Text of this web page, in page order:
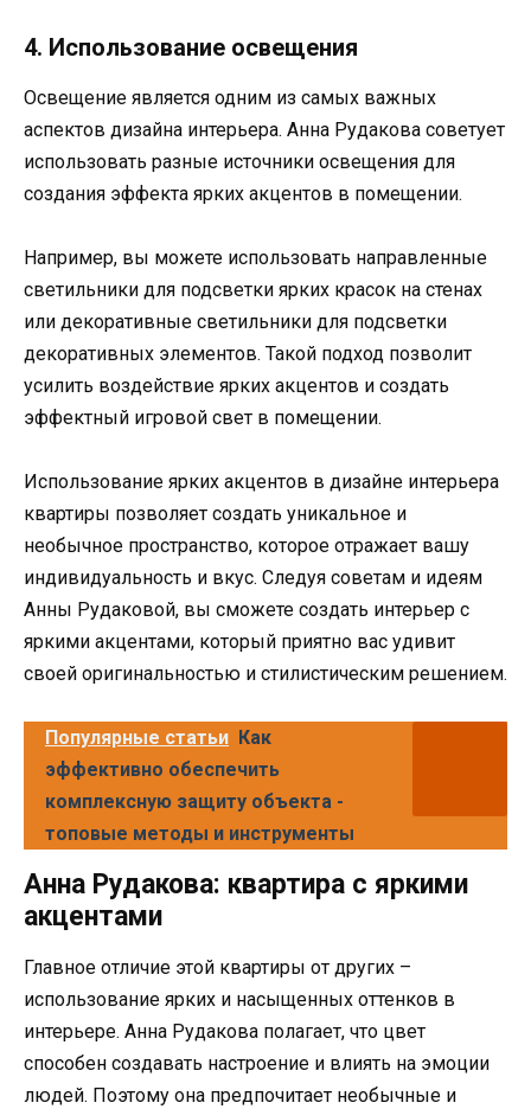
4. Использование освещения
Освещение является одним из самых важных
аспектов дизайна интерьера. Анна Рудакова советует
использовать разные источники освещения для
создания эффекта ярких акцентов в помещении.
Например, вы можете использовать направленные
светильники для подсветки ярких красок на стенах
или декоративные светильники для подсветки
декоративных элементов. Такой подход позволит
усилить воздействие ярких акцентов и создать
эффектный игровой свет в помещении.
Использование ярких акцентов в дизайне интерьера
квартиры позволяет создать уникальное и
необычное пространство, которое отражает вашу
индивидуальность и вкус. Следуя советам и идеям
Анны Рудаковой, вы сможете создать интерьер с
яркими акцентами, который приятно вас удивит
своей оригинальностью и стилистическим решением.
Популярные статьи Как
эффективно обеспечить
комплексную защиту объекта -
топовые методы и инструменты
Анна Рудакова: квартира с яркими
акцентами
Главное отличие этой квартиры от других –
использование ярких и насыщенных оттенков в
интерьере. Анна Рудакова полагает, что цвет
способен создавать настроение и влиять на эмоции
людей. Поэтому она предпочитает необычные и